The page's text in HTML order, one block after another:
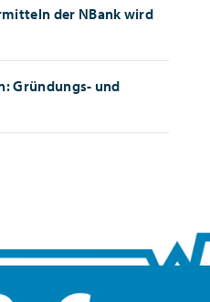
der NBank wird
Gründungs- und